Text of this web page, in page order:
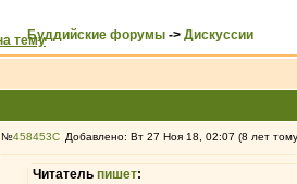
Буддийские форумы -> Дискуссии
№458453 Добавлено: Вт 27 Ноя 18, 02:07 (8 лет
Читатель пишет: